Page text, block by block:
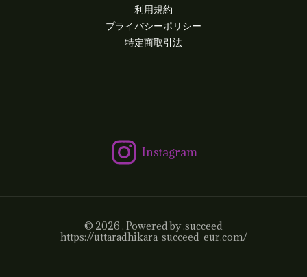
利用規約
プライバシーポリシー
特定商取引法
Instagram
© 2026 . Powered by .succeed
https://uttaradhikara-succeed-eur.com/